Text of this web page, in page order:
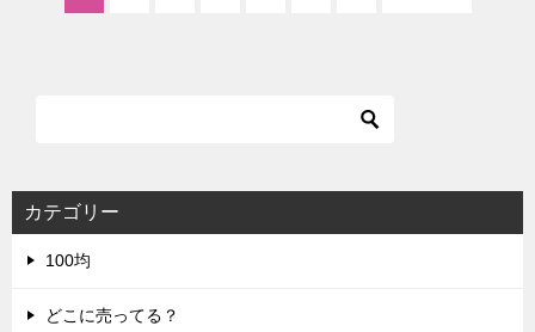
カテゴリー
100均
どこに売ってる？